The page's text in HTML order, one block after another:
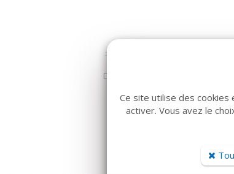
Dans la même famille de
Ce site utilise des cookies
activer. Vous avez le